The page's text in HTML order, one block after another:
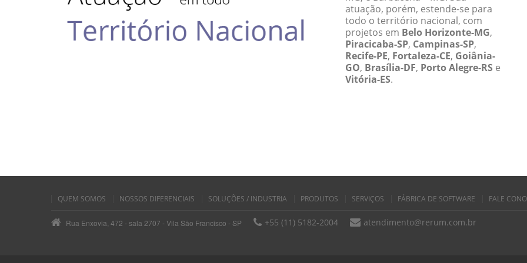
atuação, porém, estende-se para
todo o território nacional, com
projetos em Belo Horizonte-MG,
Piracicaba-SP, Campinas-SP,
Recife-PE, Fortaleza-CE, Goiânia-
GO, Brasília-DF, Porto Alegre-RS e
Vitória-ES.
QUEM SOMOS NOSSOS DIFERENCIAIS SOLUÇÕES / INDUSTRIA PRODUTOS SERVIÇOS FÁBRICA DE SOFTWARE FALE
Rua Enxovia, 472 - sala 2707 - Vila São Francisco - SP +55 (11) 5182-2004 atendimento@rerum.com.br